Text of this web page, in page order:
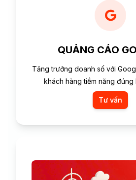
QUẢNG CÁO
Tăng trưởng doanh số với
khách hàng tiềm năng đúng
Tư vấn